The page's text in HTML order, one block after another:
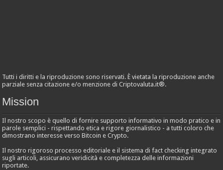
Tutti i diritti e la riproduzione sono riservati. È vietata la riproduzione anche
parziale senza citazione e/o menzione di Criptovaluta.it®.
Mission
Il nostro scopo è quello di fornire supporto informativo in modo pratico e in
parole semplici - rispettando etica e rigore giornalistico - a tutti coloro che
dimostrano interesse verso Bitcoin e Crypto.
Il nostro rigoroso processo editoriale e il sistema di fact checking integrato
sugli articoli, assicurano veridicità e completezza delle informazioni
riportate.